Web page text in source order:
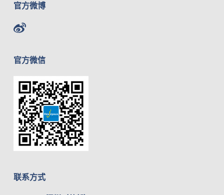
官方微博
官方微信
联系方式